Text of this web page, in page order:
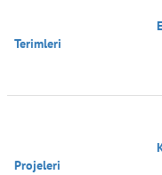
Terimleri
Projeleri